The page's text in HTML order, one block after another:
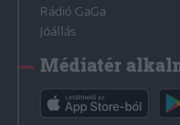
Rádió GaGa
Jóállás
Médiatér